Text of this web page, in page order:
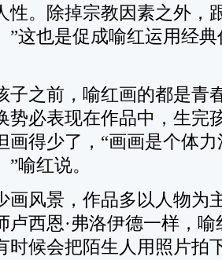
性。除掉宗教因素之外，
”这也是促成喻红运用经
之前，喻红画的都是青
势必表现在作品中，生完
画得少了，“画画是个体
喻红说。
风景，作品多以人物为
卢西恩·弗洛伊德一样，
时候会把陌生人用照片拍